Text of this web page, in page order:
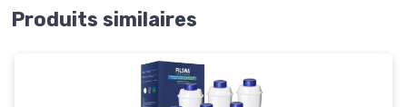
Produits similaires